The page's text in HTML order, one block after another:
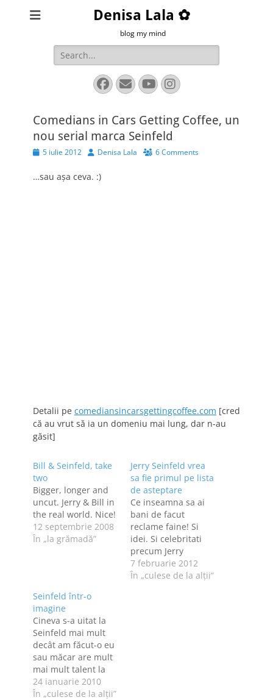
Denisa Lala ✿
blog my mind
Search
for:
Facebook
EmailYouTube
Instagram
Comedians in Cars Getting Coffee, un
nou serial marca Seinfeld
Posted5 iulie 2012 AuthorDenisa Lala 6 Comments
…sau aşa ceva. :)
Detalii pe comediansincarsgettingcoffee.com [cred
că au vrut să ia un domeniu mai lung, dar n-au
găsit]
Bill & Seinfeld, take
two
Bigger, longer and
uncut. Jerry & Bill in
the real world. Nice!
12 septembrie 2008
În „la grămadă”
Jerry Seinfeld vrea
sa fie primul pe lista
de asteptare
Ce inseamna sa ai
bani de facut
reclame faine! Si
idei. Si celebritati
precum Jerry
Seinfeld care sa fie
de acord sa "te joci"
7 februarie 2012
În „culese de la alţii”
Seinfeld într-o
imagine
Cineva s-a uitat la
Seinfeld mai mult
decât am făcut-o eu
sau măcar are mult
mai mult talent la
desen decât mine,
pentru că a desenat
24 ianuarie 2010
În „culese de la alţii”